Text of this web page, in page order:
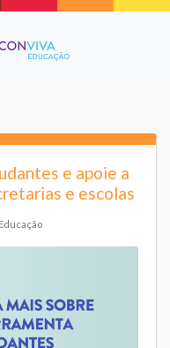
e apoie a
e escolas